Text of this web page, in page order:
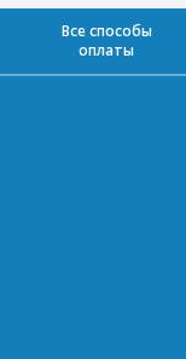
Все способы
оплаты